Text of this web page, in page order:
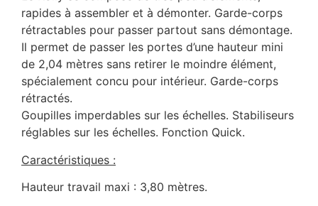
rapides à assembler et à démonter. Garde-corps
rétractables pour passer partout sans démontage.
Il permet de passer les portes d’une hauteur mini
de 2,04 mètres sans retirer le moindre élément,
spécialement concu pour intérieur. Garde-corps
rétractés.
Goupilles imperdables sur les échelles. Stabiliseurs
réglables sur les échelles. Fonction Quick.
Caractéristiques :
Hauteur travail maxi : 3,80 mètres.